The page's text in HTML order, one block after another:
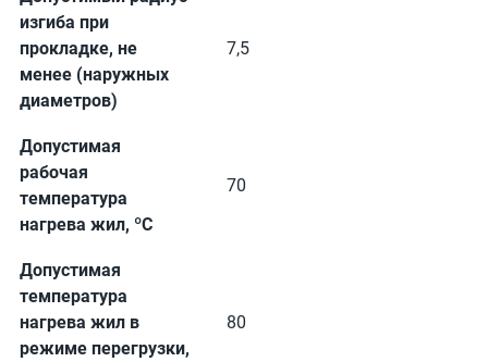
изгиба при
прокладке, не
менее (наружных
диаметров)
7,5
Допустимая
рабочая
температура
нагрева жил, ºС
70
Допустимая
температура
нагрева жил в
режиме перегрузки,
80